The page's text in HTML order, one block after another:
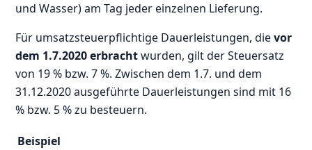
und Wasser) am Tag jeder einzelnen Lieferung.
Für umsatzsteuerpflichtige Dauerleistungen, dievor
dem 1.7.2020 erbrachtwurden, gilt der Steuersatz
von 19 % bzw. 7 %. Zwischen dem 1.7. und dem
31.12.2020 ausgeführte Dauerleistungen sind mit 16
% bzw. 5 % zu besteuern.
Beispiel